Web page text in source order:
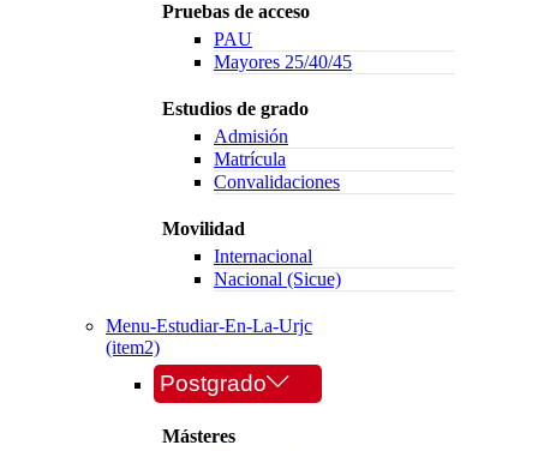
Pruebas de acceso
PAU
Mayores 25/40/45
Estudios de grado
Admisión
Matrícula
Convalidaciones
Movilidad
Internacional
Nacional (Sicue)
Menu-Estudiar-En-La-Urjc
(item2)
Postgrado
Másteres